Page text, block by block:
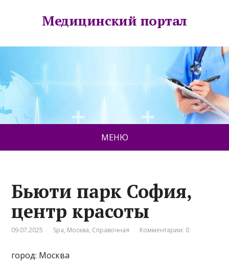
Медицинский портал
МЕНЮ
Бьюти парк София,
центр красоты
09.07.2025 Spa, Москва, Справочная Комментарии: 0
город: Москва